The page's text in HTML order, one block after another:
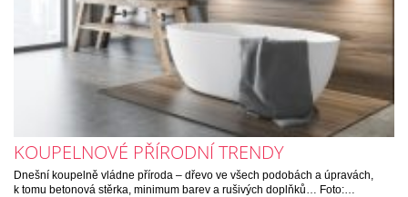
KOUPELNOVÉ PŘÍRODNÍ TRENDY
Dnešní koupelně vládne příroda – dřevo ve všech podobách a úpravách,
k tomu betonová stěrka, minimum barev a rušivých doplňků… Foto:…